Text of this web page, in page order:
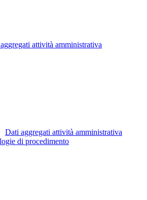
attività amministrativa
Dati aggregati attività amministrativa
di procedimento